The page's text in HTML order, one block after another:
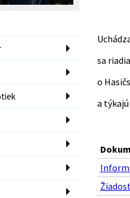
sa
o
a